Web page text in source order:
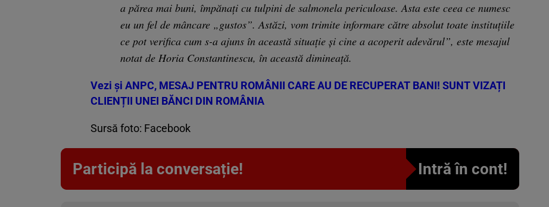
a părea mai buni, împănați cu tulpini de salmonela periculoase. Asta este ceea ce numesc
eu un fel de mâncare „gustos”. Astăzi, vom trimite informare către absolut toate instituțiile
ce pot verifica cum s-a ajuns în această situație și cine a acoperit adevărul”, este mesajul
notat de Horia Constantinescu, în această dimineață.
Vezi și ANPC, MESAJ PENTRU ROMÂNII CARE AU DE RECUPERAT BANI! SUNT VIZAȚI
CLIENȚII UNEI BĂNCI DIN ROMÂNIA
Sursă foto: Facebook
Participă la conversație! Intră în cont!